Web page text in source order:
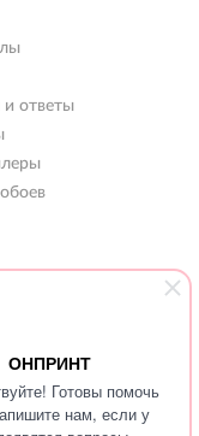
ОНПРИНТ
Готовы помочь
нам, если у
ответы
РФ